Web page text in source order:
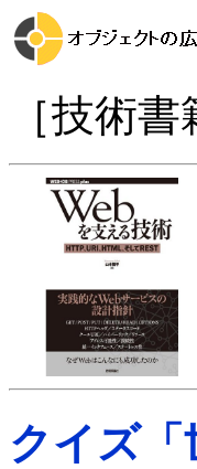
［技術書
クイズ